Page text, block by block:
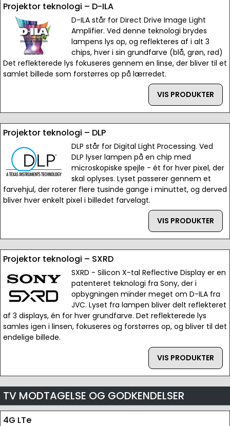
Projektor teknologi – D-ILA
D-ILA står for Direct Drive Image Light
Amplifier. Ved denne teknologi brydes
lampens lys op, og reflekteres af i alt 3
chips, hver i sin grundfarve (blå, grøn, rød)
Det reflekterede lys fokuseres gennem en linse, der bliver til et
samlet billede som forstørres op på lærredet.
VIS PRODUKTER
Projektor teknologi – DLP
DLP står for Digital Light Processing. Ved
DLP lyser lampen på en chip med
microskopiske spejle - ét for hver pixel, der
skal oplyses. Lyset passerer gennem et
farvehjul, der roterer flere tusinde gange i minuttet, og derved
bliver hver enkelt pixel i billedet farvelagt.
VIS PRODUKTER
Projektor teknologi – SXRD
SXRD - Silicon X-tal Reflective Display er en
patenteret teknologi fra Sony, der i
opbygningen minder meget om D-ILA fra
JVC. Lyset fra lampen bliver delt reflekteret
af 3 displays, én for hver grundfarve. Det reflekterede lys
samles igen i linsen, fokuseres og forstørres op, og bliver til det
endelige billede.
VIS PRODUKTER
TV MODTAGELSE OG GODKENDELSER
4G LTe